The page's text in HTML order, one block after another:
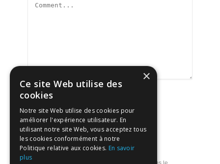
×
Ce site Web utilise des
cookies
Notre site Web utilise des cookies pour
améliorer l'expérience utilisateur. En
utilisant notre site Web, vous acceptez tous
les cookies conformément à notre
Politique relative aux cookies. En savoir
plus